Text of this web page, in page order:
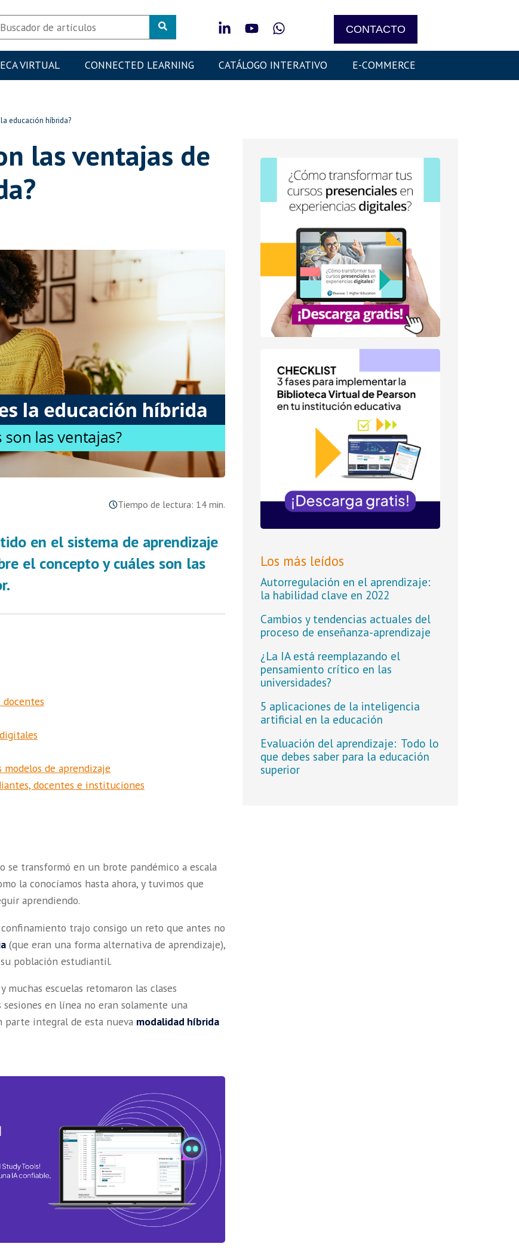
CONTACTO
VIRTUAL CONNECTED LEARNING CATÁLOGO INTERATIVO E-COMMERCE
educación híbrida?
las ventajas de
Tiempo de lectura: 14 min.
en el sistema de aprendizaje
el concepto y cuáles son las
docentes
de aprendizaje
docentes e instituciones
se transformó en un brote pandémico a escala
la conocíamos hasta ahora, y tuvimos que
aprendiendo.
trajo consigo un reto que antes no
(que eran una forma alternativa de aprendizaje),
población estudiantil.
muchas escuelas retomaron las clases
en línea no eran solamente una
parte integral de esta nueva modalidad híbrida
Los más leídos
Autorregulación en el aprendizaje:
la habilidad clave en 2022
Cambios y tendencias actuales del
proceso de enseñanza-aprendizaje
¿La IA está reemplazando el
pensamiento crítico en las
universidades?
5 aplicaciones de la inteligencia
artificial en la educación
Evaluación del aprendizaje: Todo lo
que debes saber para la educación
superior